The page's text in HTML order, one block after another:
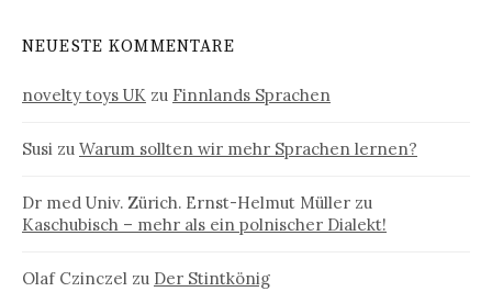
NEUESTE KOMMENTARE
novelty toys UK zu Finnlands Sprachen
Susi zu Warum sollten wir mehr Sprachen lernen?
Dr med Univ. Zürich. Ernst-Helmut Müller zu
Kaschubisch – mehr als ein polnischer Dialekt!
Olaf Czinczel zu Der Stintkönig